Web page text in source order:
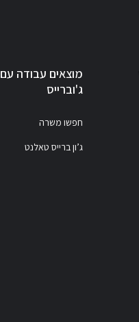
מוצאים עבודה עם
ג'וברייס
חפשו משרה
ג’ון ברייס טאלנט